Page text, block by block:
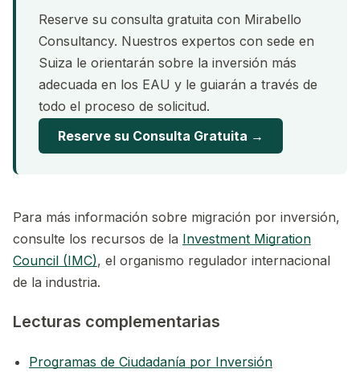
Reserve su consulta gratuita con Mirabello
Consultancy. Nuestros expertos con sede en
Suiza le orientarán sobre la inversión más
adecuada en los EAU y le guiarán a través de
todo el proceso de solicitud.
Reserve su Consulta Gratuita →
Para más información sobre migración por inversión,
consulte los recursos de la Investment Migration
Council (IMC), el organismo regulador internacional
de la industria.
Lecturas complementarias
Programas de Ciudadanía por Inversión